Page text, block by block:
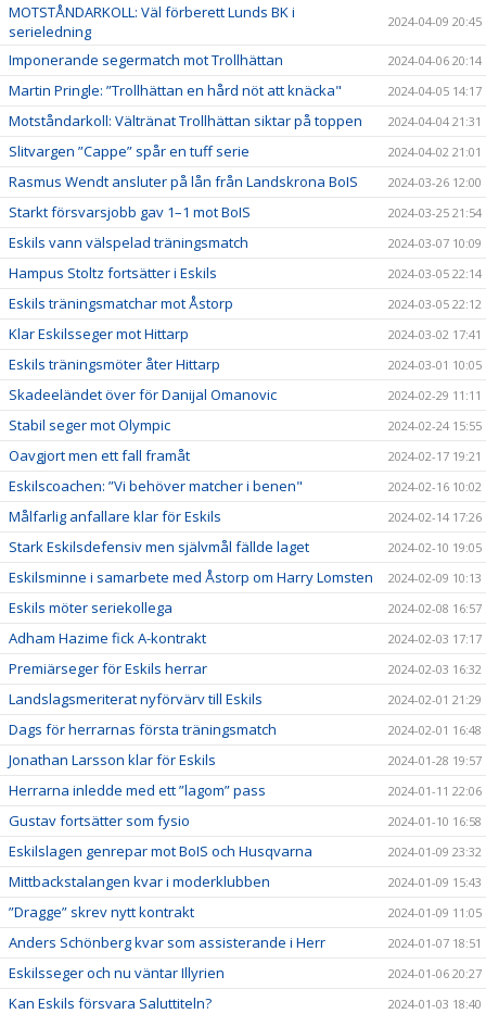
MOTSTÅNDARKOLL: Väl förberett Lunds BK i
serieledning
2024-04-09 20:45
Imponerande segermatch mot Trollhättan 2024-04-06 20:14
Martin Pringle: ”Trollhättan en hård nöt att knäcka" 2024-04-05 14:17
Motståndarkoll: Vältränat Trollhättan siktar på toppen 2024-04-04 21:31
Slitvargen ”Cappe” spår en tuff serie 2024-04-02 21:01
Rasmus Wendt ansluter på lån från Landskrona BoIS 2024-03-26 12:00
Starkt försvarsjobb gav 1–1 mot BoIS 2024-03-25 21:54
Eskils vann välspelad träningsmatch 2024-03-07 10:09
Hampus Stoltz fortsätter i Eskils 2024-03-05 22:14
Eskils träningsmatchar mot Åstorp 2024-03-05 22:12
Klar Eskilsseger mot Hittarp 2024-03-02 17:41
Eskils träningsmöter åter Hittarp 2024-03-01 10:05
Skadeeländet över för Danijal Omanovic 2024-02-29 11:11
Stabil seger mot Olympic 2024-02-24 15:55
Oavgjort men ett fall framåt 2024-02-17 19:21
Eskilscoachen: ”Vi behöver matcher i benen" 2024-02-16 10:02
Målfarlig anfallare klar för Eskils 2024-02-14 17:26
Stark Eskilsdefensiv men självmål fällde laget 2024-02-10 19:05
Eskilsminne i samarbete med Åstorp om Harry Lomsten 2024-02-09 10:13
Eskils möter seriekollega 2024-02-08 16:57
Adham Hazime fick A-kontrakt 2024-02-03 17:17
Premiärseger för Eskils herrar 2024-02-03 16:32
Landslagsmeriterat nyförvärv till Eskils 2024-02-01 21:29
Dags för herrarnas första träningsmatch 2024-02-01 16:48
Jonathan Larsson klar för Eskils 2024-01-28 19:57
Herrarna inledde med ett ”lagom” pass 2024-01-11 22:06
Gustav fortsätter som fysio 2024-01-10 16:58
Eskilslagen genrepar mot BoIS och Husqvarna 2024-01-09 23:32
Mittbackstalangen kvar i moderklubben 2024-01-09 15:43
”Dragge” skrev nytt kontrakt 2024-01-09 11:05
Anders Schönberg kvar som assisterande i Herr 2024-01-07 18:51
Eskilsseger och nu väntar Illyrien 2024-01-06 20:27
Kan Eskils försvara Saluttiteln? 2024-01-03 18:40